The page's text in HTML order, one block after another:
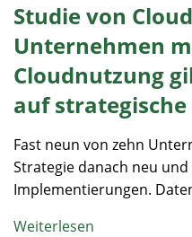
Studie von
Unternehmen
Cloudnutzung
auf
Fast neun von zehn
Strategie danach neu
Implementierungen​.
Weiterlesen